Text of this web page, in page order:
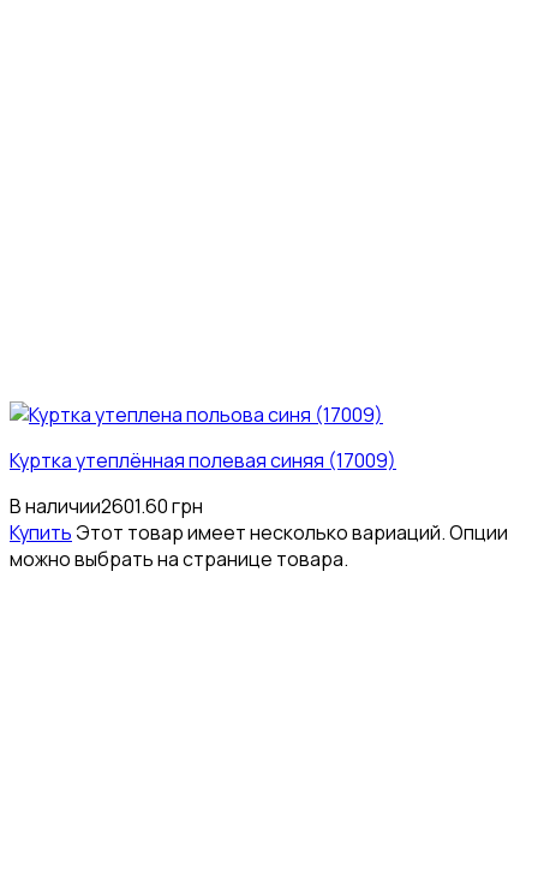
Куртка утеплённая полевая синяя (17009)
В наличии2601.60грн
Купить Этот товар имеет несколько вариаций. Опции
можно выбрать на странице товара.